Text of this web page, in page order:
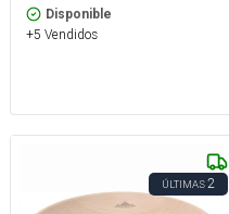
Disponible
+5 Vendidos
ÚLTIMAS2